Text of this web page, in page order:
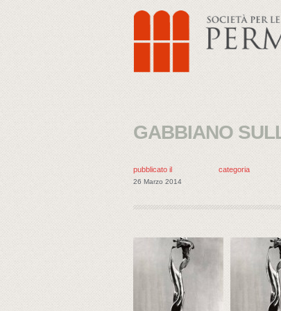
GABBIANO
pubblicato il
26 Marzo 2014
categoria